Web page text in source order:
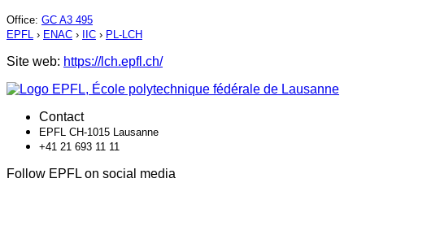
Office: GC A3 495
EPFL › ENAC › IIC › PL-LCH
Site web: https://lch.epfl.ch/
Contact
EPFL CH-1015 Lausanne
+41 21 693 11 11
Follow EPFL on social media